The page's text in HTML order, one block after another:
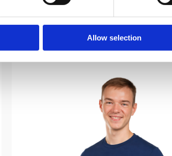
Allow selection
и путались, было жутко
в любом месте — дома,
для людей, которые не
курсы помогли им добиться